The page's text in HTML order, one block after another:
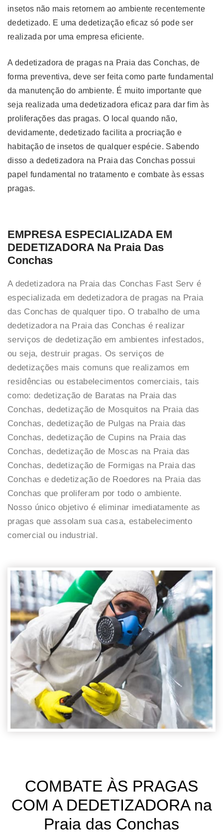
insetos não mais retornem ao ambiente recentemente
dedetizado. E uma dedetização eficaz só pode ser
realizada por uma empresa eficiente.
A dedetizadora de pragas na Praia das Conchas, de
forma preventiva, deve ser feita como parte fundamental
da manutenção do ambiente. É muito importante que
seja realizada uma dedetizadora eficaz para dar fim às
proliferações das pragas. O local quando não,
devidamente, dedetizado facilita a procriação e
habitação de insetos de qualquer espécie. Sabendo
disso a dedetizadora na Praia das Conchas possui
papel fundamental no tratamento e combate às essas
pragas.
EMPRESA ESPECIALIZADA EM
DEDETIZADORA Na Praia Das
Conchas
A dedetizadora na Praia das Conchas Fast Serv é
especializada em dedetizadora de pragas na Praia
das Conchas de qualquer tipo. O trabalho de uma
dedetizadora na Praia das Conchas é realizar
serviços de dedetização em ambientes infestados,
ou seja, destruir pragas. Os serviços de
dedetizações mais comuns que realizamos em
residências ou estabelecimentos comerciais, tais
como: dedetização de Baratas na Praia das
Conchas, dedetização de Mosquitos na Praia das
Conchas, dedetização de Pulgas na Praia das
Conchas, dedetização de Cupins na Praia das
Conchas, dedetização de Moscas na Praia das
Conchas, dedetização de Formigas na Praia das
Conchas e dedetização de Roedores na Praia das
Conchas que proliferam por todo o ambiente.
Nosso único objetivo é eliminar imediatamente as
pragas que assolam sua casa, estabelecimento
comercial ou industrial.
COMBATE ÀS PRAGAS
COM A DEDETIZADORA na
Praia das Conchas